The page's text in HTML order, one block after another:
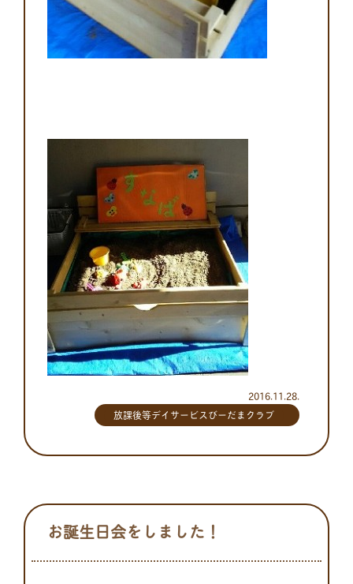
2016.11.28.
放課後等デイサービスびーだまクラブ
お誕生日会をしました！